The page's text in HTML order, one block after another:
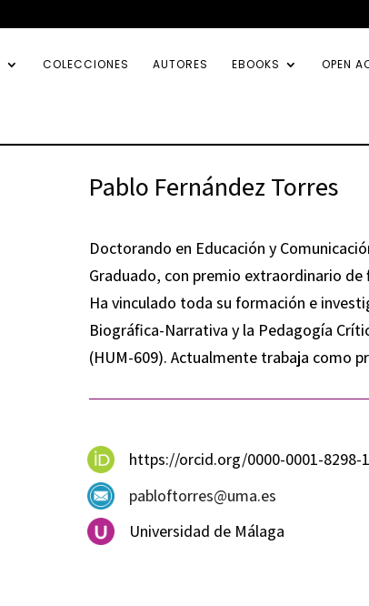
COLECCIONES AUTORES EBOOKS OPEN
Pablo Fernández Torres
Doctorando en Educación y
Graduado, con premio extraordinario
Ha vinculado toda su formación e
Biográfica-Narrativa y la Pedagogía
(HUM-609). Actualmente trabaja como
https://orcid.org/0000-0001-8298-
pabloftorres@uma.es
Universidad de Málaga